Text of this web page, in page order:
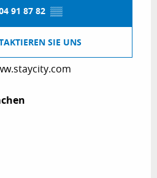
91 87 82 ▒▒
SIE UNS